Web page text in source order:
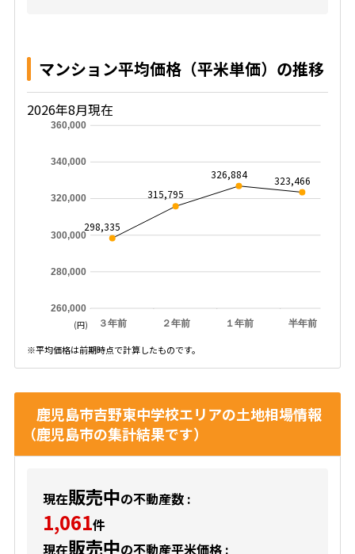
マンション平均価格（平米単価）の推移
2026年8月現在
３年前 ２年前 １年前 半年前
260,000
280,000
300,000
320,000
340,000
360,000
298,335
315,795
326,884 323,466
(円)
※平均価格は前期時点で計算したものです。
鹿児島市吉野東中学校エリアの土地相場情報
（鹿児島市の集計結果です）
現在販売中の不動産数 :
1,061件
現在販売中の不動産平米価格 :